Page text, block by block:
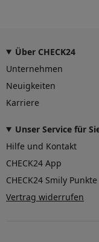
Über CHECK24
Unternehmen
Neuigkeiten
Karriere
Unser Service für
Hilfe und Kontakt
CHECK24 App
CHECK24 Smily Punkte
Vertrag widerrufen